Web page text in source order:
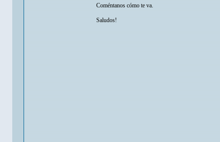
Coméntanos cómo te va.
Saludos!